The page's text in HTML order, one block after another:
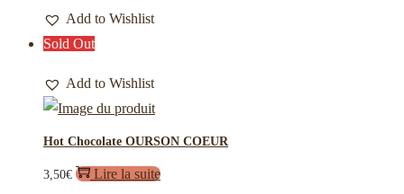
Add to Wishlist
Sold Out
Add to Wishlist
Hot Chocolate OURSON COEUR
3,50€ Lire la suite